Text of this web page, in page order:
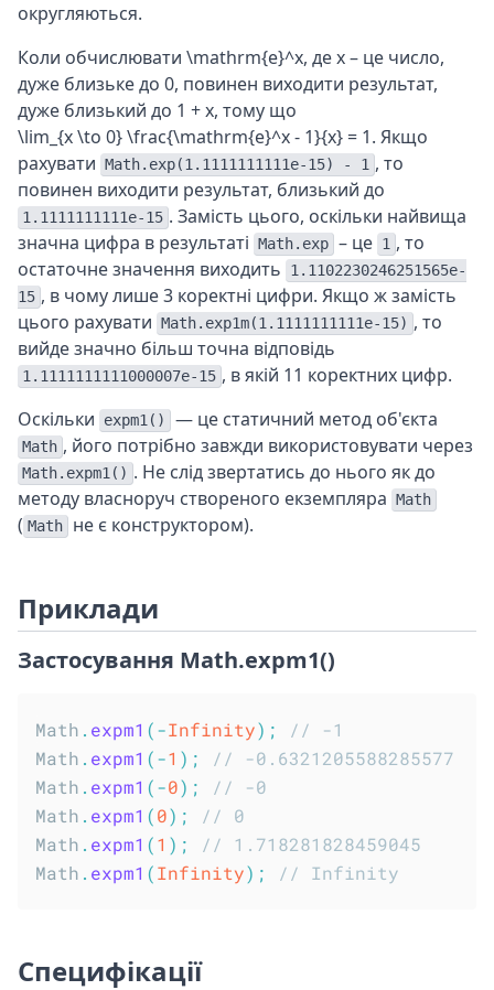
округляються.
Коли обчислювати \mathrm{e}^x, де x – це число,
дуже близьке до 0, повинен виходити результат,
дуже близький до 1 + x, тому що
\lim_{x \to 0} \frac{\mathrm{e}^x - 1}{x} = 1. Якщо
рахувати Math.exp(1.1111111111e-15) - 1 , то
повинен виходити результат, близький до
1.1111111111e-15 . Замість цього, оскільки найвища
значна цифра в результаті Math.exp – це 1 , то
остаточне значення виходить
1.1102230246251565e-
15 , в чому лише 3 коректні цифри. Якщо ж замість
цього рахувати Math.exp1m(1.1111111111e-15) , то
вийде значно більш точна відповідь
1.1111111111000007e-15 , в якій 11 коректних цифр.
Оскільки
expm1() — це статичний метод об'єкта
Math , його потрібно завжди використовувати через
Math.expm1() . Не слід звертатись до нього як до
методу власноруч створеного екземпляра Math
( Math не є конструктором).
Приклади
Застосування Math.expm1()
Math . expm1 (-Infinity) ;
// -1
Math . expm1 (-1 ) ;
// -0.6321205588285577
Math . expm1 (-0) ;
// -0
Math . expm1 (0) ;
// 0
Math . expm1 (1 ) ;
// 1.718281828459045
Math . expm1 (Infinity) ; // Infinity
Специфікації